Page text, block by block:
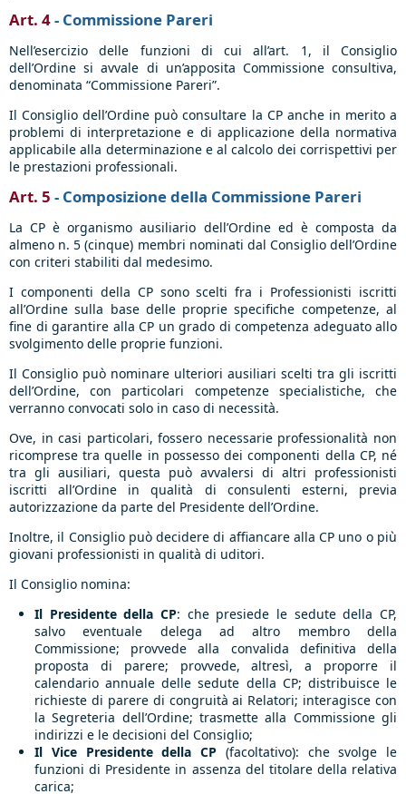
Art. 4- Commissione Pareri
Nell’esercizio delle funzioni di cui all’art. 1, il Consiglio
dell’Ordine si avvale di un’apposita Commissione consultiva,
denominata “Commissione Pareri”.
Il Consiglio dell’Ordine può consultare la CP anche in merito a
problemi di interpretazione e di applicazione della normativa
applicabile alla determinazione e al calcolo dei corrispettivi per
le prestazioni professionali.
Art. 5 - Composizione della Commissione Pareri
La CP è organismo ausiliario dell’Ordine ed è composta da
almeno n. 5 (cinque) membri nominati dal Consiglio dell’Ordine
con criteri stabiliti dal medesimo.
I componenti della CP sono scelti fra i Professionisti iscritti
all’Ordine sulla base delle proprie specifiche competenze, al
fine di garantire alla CP un grado di competenza adeguato allo
svolgimento delle proprie funzioni.
Il Consiglio può nominare ulteriori ausiliari scelti tra gli iscritti
dell’Ordine, con particolari competenze specialistiche, che
verranno convocati solo in caso di necessità.
Ove, in casi particolari, fossero necessarie professionalità non
ricomprese tra quelle in possesso dei componenti della CP, né
tra gli ausiliari, questa può avvalersi di altri professionisti
iscritti all’Ordine in qualità di consulenti esterni, previa
autorizzazione da parte del Presidente dell’Ordine.
Inoltre, il Consiglio può decidere di affiancare alla CP uno o più
giovani professionisti in qualità di uditori.
Il Consiglio nomina:
Il Presidente della CP: che presiede le sedute della CP,
salvo eventuale delega ad altro membro della
Commissione; provvede alla convalida definitiva della
proposta di parere; provvede, altresì, a proporre il
calendario annuale delle sedute della CP; distribuisce le
richieste di parere di congruità ai Relatori; interagisce con
la Segreteria dell’Ordine; trasmette alla Commissione gli
indirizzi e le decisioni del Consiglio;
Il Vice Presidente della CP (facoltativo): che svolge le
funzioni di Presidente in assenza del titolare della relativa
carica;